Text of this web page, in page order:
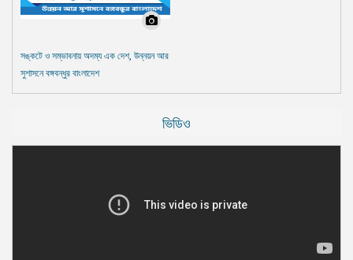
সঙ্কটে ও সম্ভাবনায় অদম্য এক দেশ, উন্নয়ন আর
সুশাসনে বঙ্গবন্ধুর বাংলাদেশ
ভিডিও